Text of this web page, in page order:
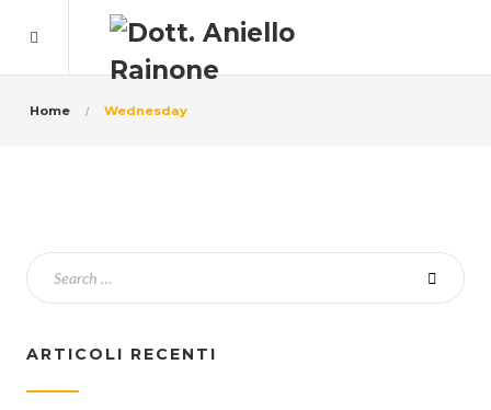
Home Wednesday
ARTICOLI RECENTI